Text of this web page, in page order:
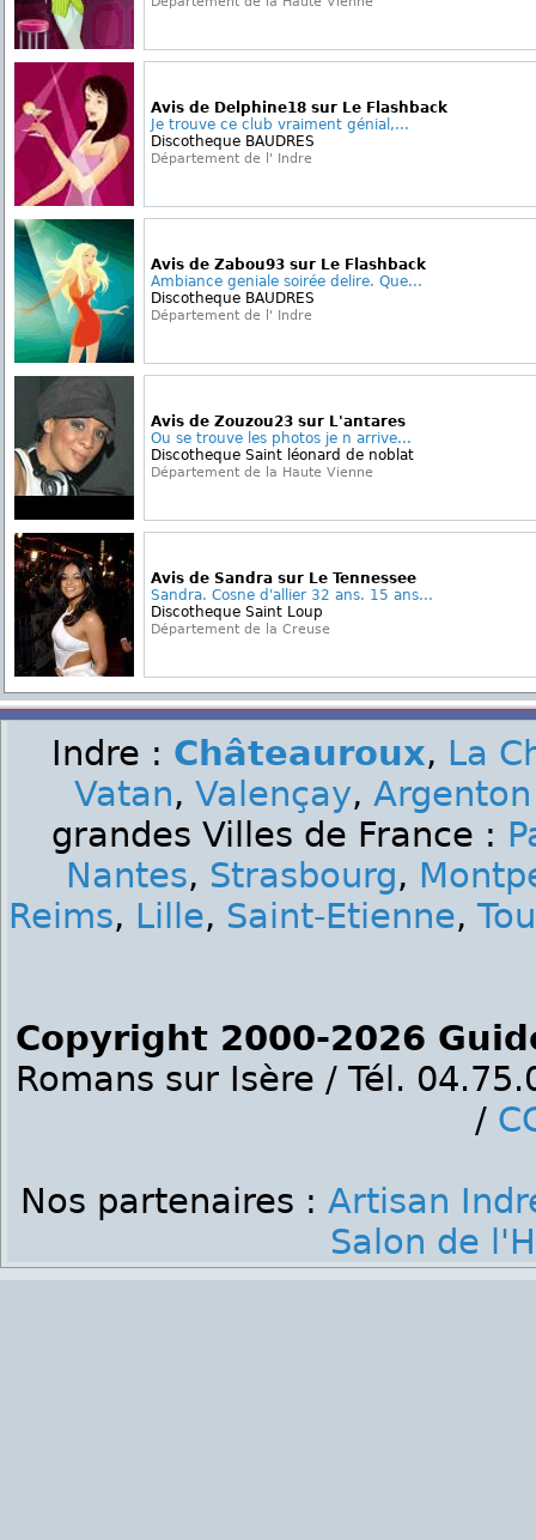
Avis de Delphine18 sur Le Flashback
Je trouve ce club vraiment génial,...
Discotheque BAUDRES
Département de l' Indre
Avis de Zabou93 sur Le Flashback
Ambiance geniale soirée delire. Que...
Discotheque BAUDRES
Département de l' Indre
Avis de Zouzou23 sur L'antares
Ou se trouve les photos je n arrive...
Discotheque Saint léonard de noblat
Département de la Haute Vienne
Avis de Sandra sur Le Tennessee
Sandra. Cosne d'allier 32 ans. 15 ans...
Discotheque Saint Loup
Département de la Creuse
Indre : Châteauroux, La
Vatan, Valençay,
grandes Villes de France :
Nantes, Strasbourg,
Reims, Lille, Saint-Etienne,
Copyright 2000-2026
Romans sur Isère / Tél.
/
Nos partenaires : Artisan
Salon de